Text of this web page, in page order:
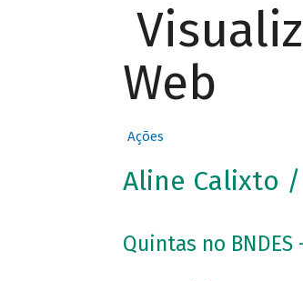
Web
Ações
Aline Calixto /
Quintas no BNDES